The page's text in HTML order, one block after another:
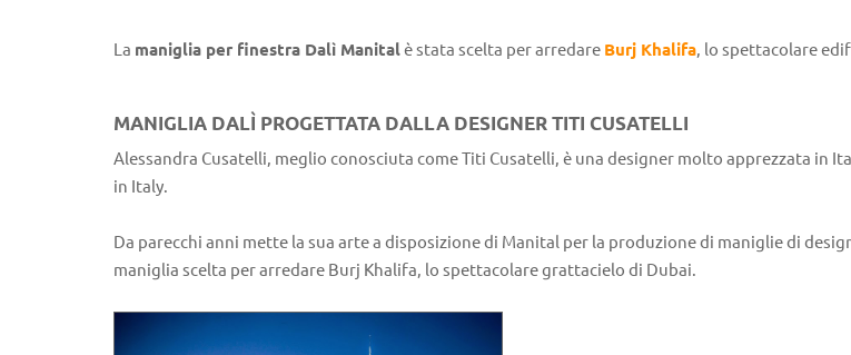
La maniglia per finestra Dalì Manitalè stata scelta per arredare Burj Khalifa, lo spettacolare
MANIGLIA DALÌ PROGETTATA DALLA DESIGNER TITI CUSATELLI
Alessandra Cusatelli, meglio conosciuta come Titi Cusatelli, è una designer molto apprezzata in
in Italy.
Da parecchi anni mette la sua arte a disposizione di Manital per la produzione di maniglie di
maniglia scelta per arredare Burj Khalifa, lo spettacolare grattacielo di Dubai.